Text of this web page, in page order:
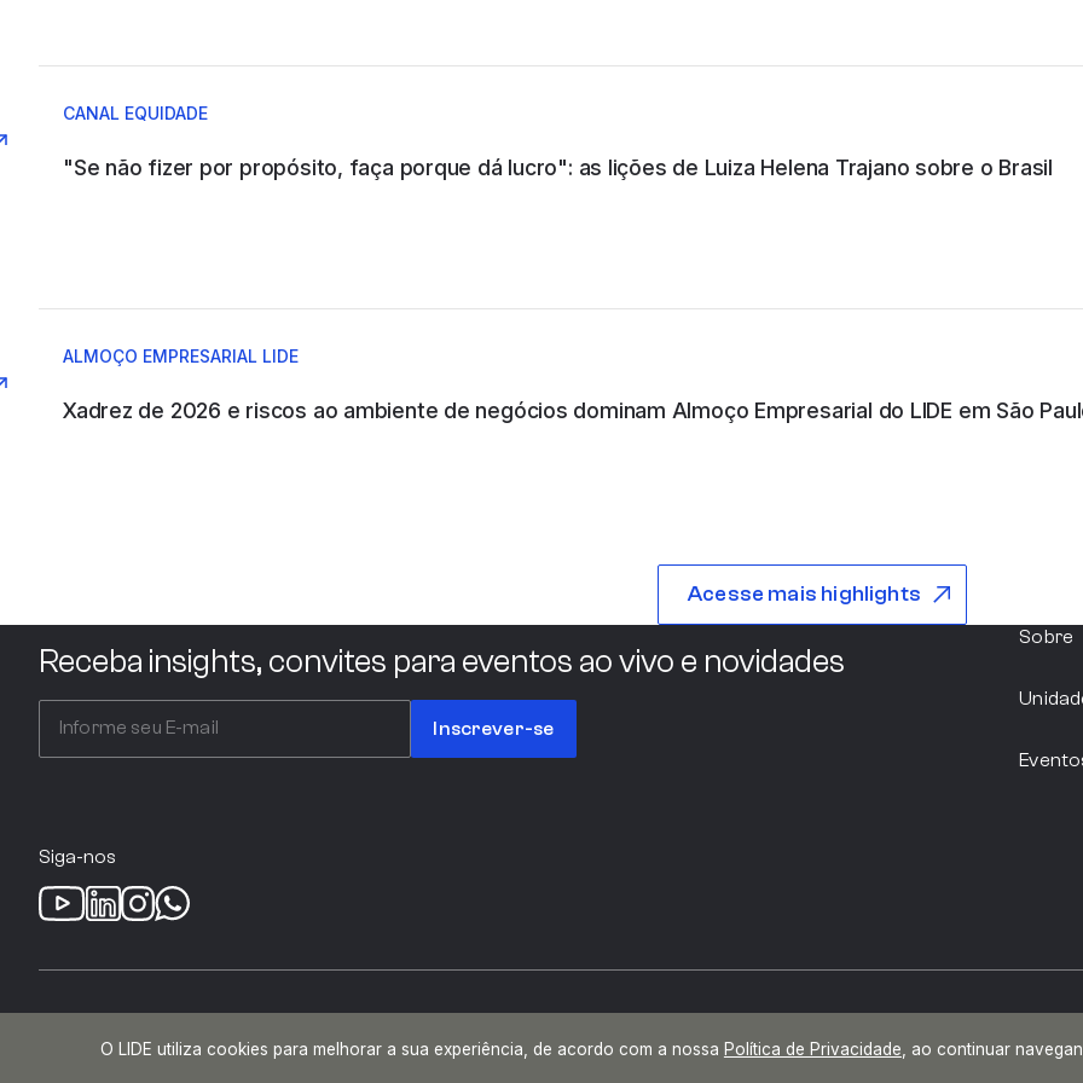
ABIA São Paulo
ACCENTURE Pernambuco
ACCOR HOTELS Argentina
ACR MALHAS E TECIDOS
CANAL EQUIDADE
"Se não fizer por propósito, faça porque dá lucro": as lições de Luiza Helena Trajano sobre o Brasil
ALMOÇO EMPRESARIAL LIDE
Xadrez de 2026 e riscos ao ambiente de negócios dominam Almoço Empresarial do LIDE em São
Acesse mais highlights
Receba insights, convites para eventos ao vivo e novidades
Inscrever-se
Sobre
Siga-nos
O LIDE utiliza cookies para melhorar a sua experiência, de acordo com a nossa Política de Privacidade , ao continuar